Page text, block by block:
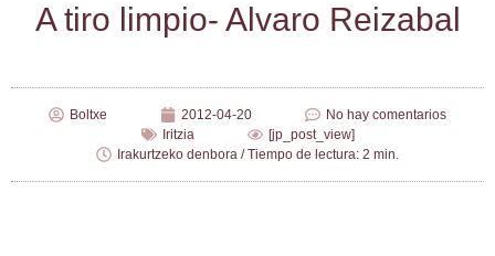
A tiro lim­pio- Alva­ro Reizabal
Boltxe 2012-04-20
No hay comentarios
Iritzia
[jp_post_view]
Irakurtzeko denbora / Tiempo de lectura: 2 min.